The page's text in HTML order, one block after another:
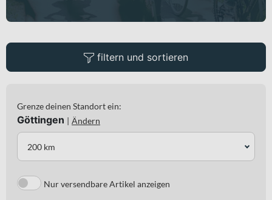
filtern und sortieren
Grenze deinen Standort ein:
Göttingen | Ändern
200 km
Nur versendbare Artikel anzeigen